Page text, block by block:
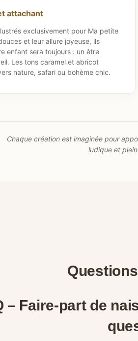
attachant
exclusivement pour Ma petite
et leur allure joyeuse, ils
enfant sera toujours : un être
Les tons caramel et abricot
nature, safari ou bohème chic.
Chaque création est imaginée pour
ludique et
– Faire-part de